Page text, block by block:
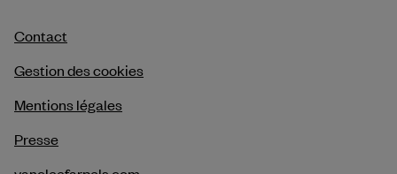
Contact
Gestion des cookies
Mentions légales
Presse